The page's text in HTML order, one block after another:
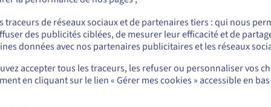
moteur de base de données parmi nos plateformes : MongoDB,
Kafka MirrorMaker
ou
sur le site actuel
un autre site web
traceurs de réseaux sociaux et de partenaires tiers : qui nous
des publicités ciblées, de mesurer leur efficacité et de
données avec nos partenaires publicitaires et les réseaux
accepter tous les traceurs, les refuser ou personnaliser vos
en cliquant sur le lien « Gérer mes cookies » accessible en